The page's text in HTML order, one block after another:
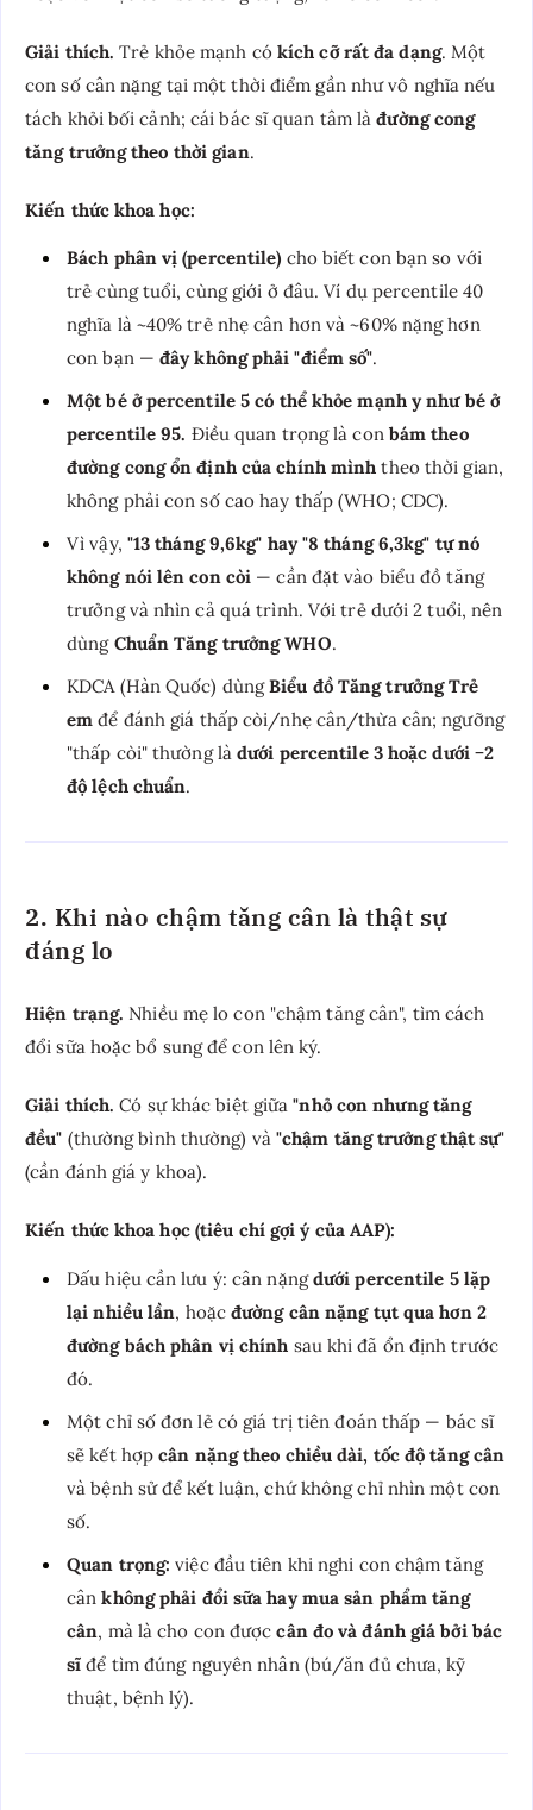
Giải thích. Trẻ khỏe mạnh có kích cỡ rất đa dạng. Một
con số cân nặng tại một thời điểm gần như vô nghĩa nếu
tách khỏi bối cảnh; cái bác sĩ quan tâm làđường cong
tăng trưởng theo thời gian.
Kiến thức khoa học:
Bách phân vị (percentile) cho biết con bạn so với
trẻ cùng tuổi, cùng giới ở đâu. Ví dụ percentile 40
nghĩa là ~40% trẻ nhẹ cân hơn và ~60% nặng hơn
con bạn — đây không phải "điểm số".
Một bé ở percentile 5 có thể khỏe mạnh y như bé ở
percentile 95. Điều quan trọng là con bám theo
đường cong ổn định của chính mình theo thời gian,
không phải con số cao hay thấp (WHO; CDC).
Vì vậy, "13 tháng 9,6kg" hay "8 tháng 6,3kg" tự nó
không nói lên con còi — cần đặt vào biểu đồ tăng
trưởng và nhìn cả quá trình. Với trẻ dưới 2 tuổi, nên
dùng Chuẩn Tăng trưởng WHO.
KDCA (Hàn Quốc) dùngBiểu đồ Tăng trưởng Trẻ
em để đánh giá thấp còi/nhẹ cân/thừa cân; ngưỡng
"thấp còi" thường làdưới percentile 3 hoặc dưới −2
độ lệch chuẩn.
2. Khi nào chậm tăng cân là thật sự
đáng lo
Hiện trạng. Nhiều mẹ lo con "chậm tăng cân", tìm cách
đổi sữa hoặc bổ sung để con lên ký.
Giải thích. Có sự khác biệt giữa"nhỏ con nhưng tăng
đều" (thường bình thường) và "chậm tăng trưởng thật sự"
(cần đánh giá y khoa).
Kiến thức khoa học (tiêu chí gợi ý của AAP):
Dấu hiệu cần lưu ý: cân nặngdưới percentile 5 lặp
lại nhiều lần, hoặcđường cân nặng tụt qua hơn 2
đường bách phân vị chính sau khi đã ổn định trước
đó.
Một chỉ số đơn lẻ có giá trị tiên đoán thấp — bác sĩ
sẽ kết hợpcân nặng theo chiều dài, tốc độ tăng cân
và bệnh sử để kết luận, chứ không chỉ nhìn một con
số.
Quan trọng: việc đầu tiên khi nghi con chậm tăng
cânkhông phải đổi sữa hay mua sản phẩm tăng
cân, mà là cho con đượccân đo và đánh giá bởi bác
sĩ để tìm đúng nguyên nhân (bú/ăn đủ chưa, kỹ
thuật, bệnh lý).